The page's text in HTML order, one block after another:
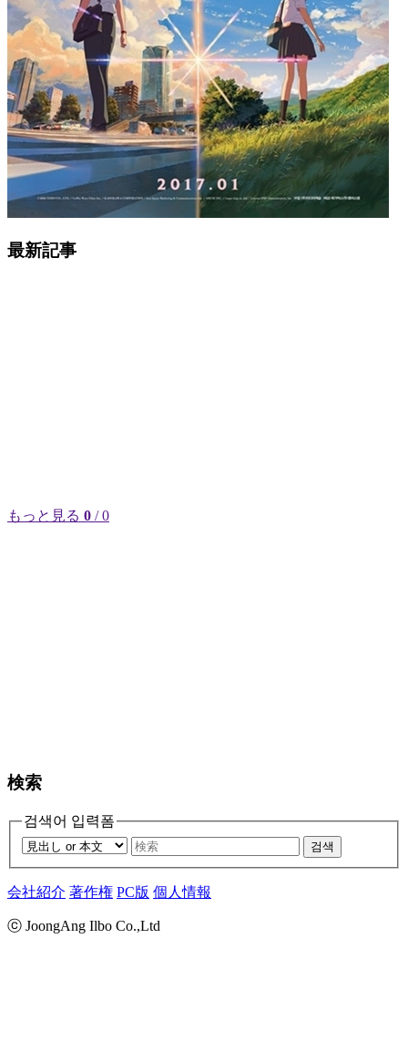
最新記事
もっと見る 0 / 0
検索
검색어 입력폼
검색
会社紹介 著作権 PC版 個人情報
ⓒ JoongAng Ilbo Co.,Ltd